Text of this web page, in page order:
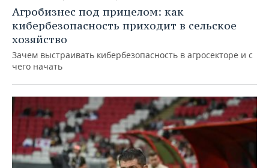
Агробизнес под прицелом: как
кибербезопасность приходит в сельское
хозяйство
Зачем выстраивать кибербезопасность в агросекторе и с
чего начать